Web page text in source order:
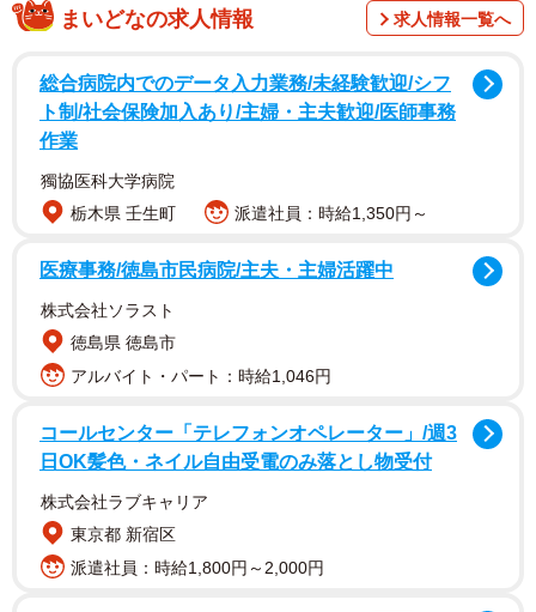
「今は初めての社会人として毎日働いています」と明か
し、「とってもステキな所に就職できて、苦手な早起きに
も少し慣れ、楽しく元気に働いてるよ」と充実した毎日を
送っていることを窺わせました。
13年続けてきたという芸能生活。「区切りをつけること
は、簡単ではなかったし、みんなに最後も会える機会がつ
くれなかったことだけ心残りで、ごめんねの気持ちが大き
いです」としつつも、「みんなのことは、ずぅーっと忘れ
ないし本当に大好きでありがとうがいっぱいです」と感謝
まいどなの求人情報 求人情報一覧へ
総合病院内でのデータ入力業務/未経験歓迎/シフ
ト制/社会保険加入あり/主婦・主夫歓迎/医師事務
作業
獨協医科大学病院
栃木県 壬生町
派遣社員：時給1,350円～
医療事務/徳島市民病院/主夫・主婦活躍中
株式会社ソラスト
徳島県 徳島市
アルバイト・パート：時給1,046円
コールセンター「テレフォンオペレーター」/週3
日OK髪色・ネイル自由受電のみ落とし物受付
株式会社ラブキャリア
東京都 新宿区
派遣社員：時給1,800円～2,000円